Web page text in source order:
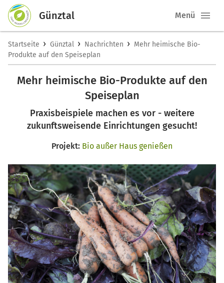
Günztal Menü
Startseite › Günztal › Nachrichten › Mehr heimische Bio-
Produkte auf den Speiseplan
Mehr heimische Bio-Produkte auf den
Speiseplan
Praxisbeispiele machen es vor - weitere
zukunftsweisende Einrichtungen gesucht!
Projekt: Bio außer Haus genießen